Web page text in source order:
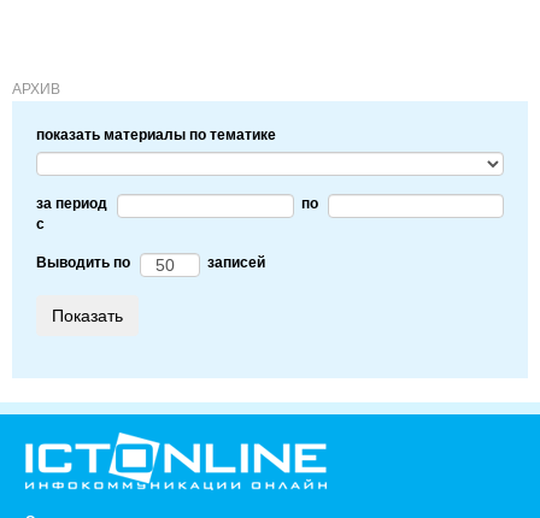
АРХИВ
показать материалы по тематике
за период
c
по
Выводить по записей